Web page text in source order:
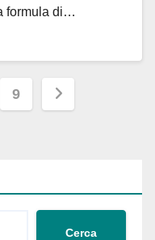
formula di…
9
Cerca